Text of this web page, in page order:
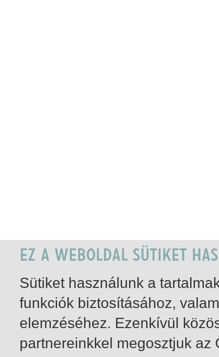
Sütiket használunk a
funkciók biztosításához,
elemzéséhez. Ezenkívül
partnereinkkel megosztjuk